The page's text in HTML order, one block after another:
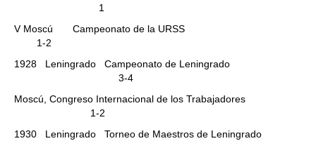
1
V Moscú Campeonato de la URSS
1-2
1928 Leningrado Campeonato de Leningrado
3-4
Moscú, Congreso Internacional de los Trabajadores
1-2
1930 Leningrado Torneo de Maestros de Leningrado